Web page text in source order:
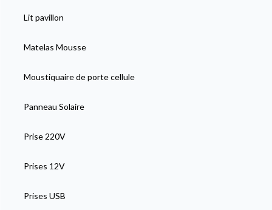
Lit pavillon
Matelas Mousse
Moustiquaire de porte cellule
Panneau Solaire
Prise 220V
Prises 12V
Prises USB